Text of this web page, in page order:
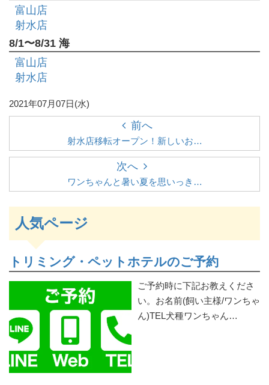
富山店
射水店
8/1〜8/31 海
富山店
射水店
2021年07月07日(水)
前へ
射水店移転オープン！新しいお…
次へ
ワンちゃんと暑い夏を思いっき…
人気ページ
トリミング・ペットホテルのご予約
ご予約時に下記お教えくださ
い。お名前(飼い主様/ワンちゃ
ん)TEL犬種ワンちゃん…